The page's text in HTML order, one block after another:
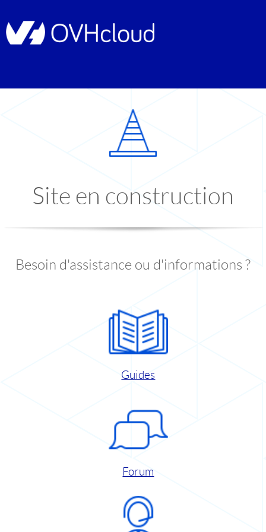
Site en construction
Besoin d'assistance ou d'informations ?
Guides
Forum